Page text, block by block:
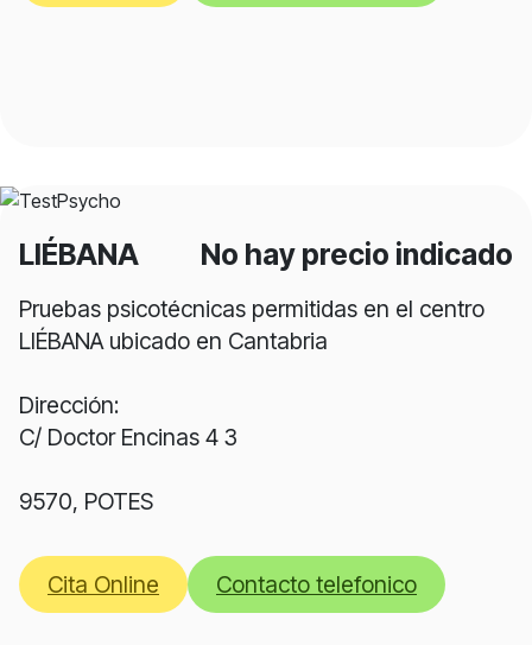
LIÉBANA No hay precio indicado
Pruebas psicotécnicas permitidas en el centro
LIÉBANA ubicado en Cantabria
Dirección:
C/ Doctor Encinas 4 3
9570, POTES
Cita Online Contacto telefonico